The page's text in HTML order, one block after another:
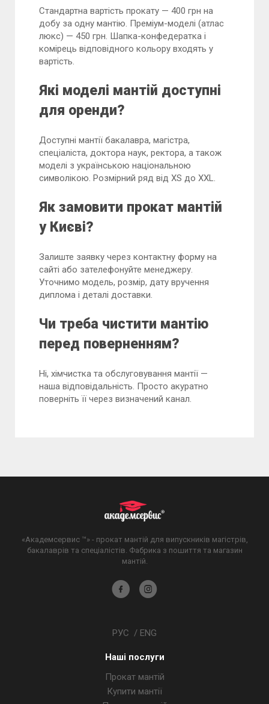
Стандартна вартість прокату — 400 грн на
добу за одну мантію. Преміум-моделі (атлас
люкс) — 450 грн. Шапка-конфедератка і
комірець відповідного кольору входять у
вартість.
Які моделі мантій доступні
для оренди?
Доступні мантії бакалавра, магістра,
спеціаліста, доктора наук, ректора, а також
моделі з українською національною
символікою. Розмірний ряд від XS до XXL.
Як замовити прокат мантій
у Києві?
Залиште заявку через контактну форму на
сайті або зателефонуйте менеджеру.
Уточнимо модель, розмір, дату вручення
диплома і деталі доставки.
Чи треба чистити мантію
перед поверненням?
Ні, хімчистка та обслуговування мантії —
наша відповідальність. Просто акуратно
поверніть її через визначений канал.
«Академсервис ™» - прокат мантій для випускників магістрів,
бакалаврів та спеціалістів. Фабрика з пошиття та магазин
мантій.
Академсервіс
РУС / ENG
Наші послуги
Прокат мантій
Купити мантії